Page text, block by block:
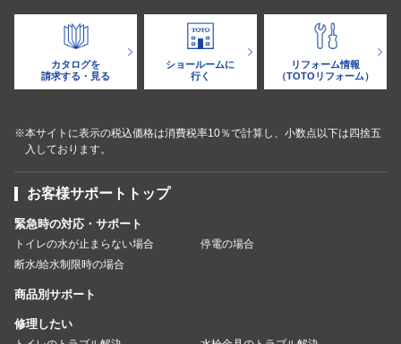
カタログを
請求する・見る
ショールームに
行く
リフォーム情報
（TOTOリフォーム）
※本サイトに表示の税込価格は消費税率10％で計算し、小数点以下は四捨五
入しております。
お客様サポートトップ
緊急時の対応・サポート
トイレの水が止まらない場合
停電の場合
断水/給水制限時の場合
商品別サポート
修理したい